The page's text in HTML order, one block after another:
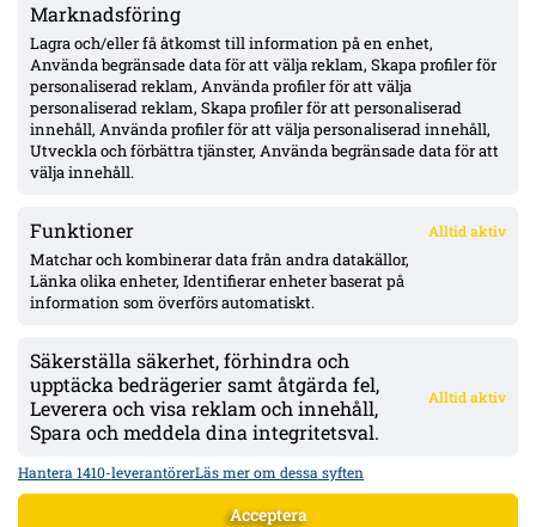
Marknadsföring
Lagra och/eller få åtkomst till information på en enhet,
Använda begränsade data för att välja reklam, Skapa profiler för
personaliserad reklam, Använda profiler för att välja
personaliserad reklam, Skapa profiler för att personaliserad
innehåll, Använda profiler för att välja personaliserad innehåll,
Utveckla och förbättra tjänster, Använda begränsade data för att
välja innehåll.
Funktioner Alltid aktiv
Matchar och kombinerar data från andra datakällor,
Länka olika enheter, Identifierar enheter baserat på
information som överförs automatiskt.
Säkerställa säkerhet, förhindra och
upptäcka bedrägerier samt åtgärda fel,
Leverera och visa reklam och innehåll,
Spara och meddela dina integritetsval.
Alltid aktiv
Hantera 1410-leverantörerLäs mer om dessa syften
Acceptera
Officiellt: Stefano Vecchia lämnar Malmö FF – två SM-guld och
ett cupguld i bagaget
IFK Göteborg 0–1 mot Gent: Goores firande utlöste bråk – VAR-
ilska och heta scener inför returen
ÖVERSIKT
Nyheter & Reportage
Spelarbetyg
KONTAKT
kontakt@bollsvenskan.se
redaktionen@bollsvenskan.se
jobb@bollsvenskan.se
ÖVRIGT